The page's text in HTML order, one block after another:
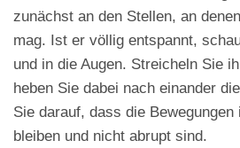
zunächst an den Stellen, an
mag. Ist er völlig entspannt,
und in die Augen. Streicheln Sie
heben Sie dabei nach einander
Sie darauf, dass die Bewegungen
bleiben und nicht abrupt sind.